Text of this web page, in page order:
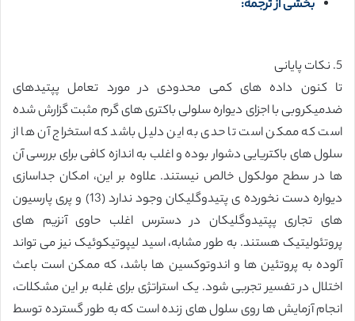
بخشی از ترجمه:
5. نکات پایانی
تا کنون داده های کمی محدودی در مورد تعامل پپتیدهای
ضدمیکروبی با اجزای دیواره سلولی باکتری های گرم مثبت گزارش شده
است که ممکن است تا حدی به این دلیل باشد که استخراج آن ها از
سلول های باکتریایی دشوار بوده و اغلب به اندازه کافی برای بررسی آن
ها در سطح مولکول خالص نیستند. علاوه بر این، امکان جداسازی
دیواره دست نخورده ی پتیدوگلیکان وجود ندارد (13) و پری پارسیون
های تجاری پپتیدوگلیکان در دسترس اغلب حاوی آنزیم های
پروتئولیتیک هستند. به طور مشابه، اسید لیپوتیکوئیک نیز می تواند
آلوده به پروتئین ها و اندوتوکسین ها باشد، که ممکن است باعث
اختلال در تفسیر تجربی شود. یک استراتژی برای غلبه بر این مشکلات،
انجام آزمایش ها روی سلول های زنده است که به طور گسترده توسط